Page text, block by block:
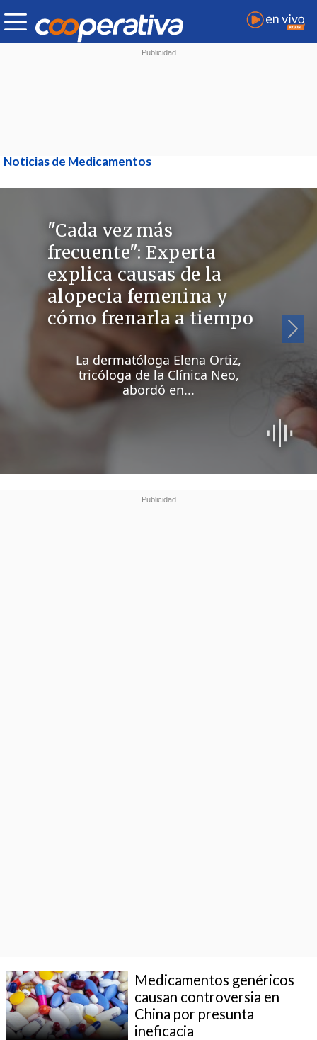
Noticias de Medicamentos
"Cada vez más
frecuente": Experta
explica causas de la
alopecia femenina y
cómo frenarla a tiempo
La dermatóloga Elena Ortiz,
tricóloga de la Clínica Neo,
abordó en...
Medicamentos genéricos
causan controversia en
China por presunta
ineficacia